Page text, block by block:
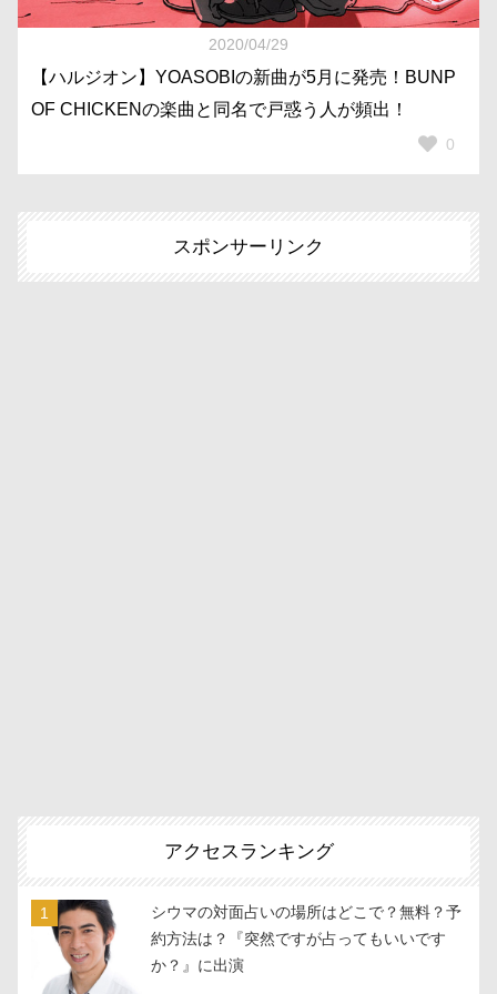
2020/04/29
【ハルジオン】YOASOBIの新曲が5月に発売！BUNP
OF CHICKENの楽曲と同名で戸惑う人が頻出！
0
スポンサーリンク
アクセスランキング
シウマの対面占いの場所はどこで？無料？予
約方法は？『突然ですが占ってもいいです
か？』に出演